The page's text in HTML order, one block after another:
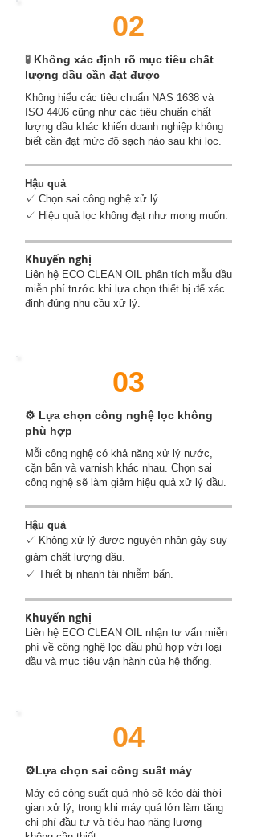
02
🧪 Không xác định rõ mục tiêu chất
lượng dầu cần đạt được
Không hiểu các tiêu chuẩn NAS 1638 và
ISO 4406 cũng như các tiêu chuẩn chất
lượng dầu khác khiến doanh nghiệp không
biết cần đạt mức độ sạch nào sau khi lọc.
Hậu quả
✓ Chọn sai công nghệ xử lý.
✓ Hiệu quả lọc không đạt như mong muốn.
Khuyến nghị
Liên hệ ECO CLEAN OIL phân tích mẫu dầu
miễn phí trước khi lựa chọn thiết bị để xác
định đúng nhu cầu xử lý.
03
⚙️ Lựa chọn công nghệ lọc không
phù hợp
Mỗi công nghệ có khả năng xử lý nước,
cặn bẩn và varnish khác nhau. Chọn sai
công nghệ sẽ làm giảm hiệu quả xử lý dầu.
Hậu quả
✓ Không xử lý được nguyên nhân gây suy
giảm chất lượng dầu.
✓ Thiết bị nhanh tái nhiễm bẩn.
Khuyến nghị
Liên hệ ECO CLEAN OIL nhận tư vấn miễn
phí về công nghệ lọc dầu phù hợp với loại
dầu và mục tiêu vận hành của hệ thống.
04
⚙️Lựa chọn sai công suất máy
Máy có công suất quá nhỏ sẽ kéo dài thời
gian xử lý, trong khi máy quá lớn làm tăng
chi phí đầu tư và tiêu hao năng lượng